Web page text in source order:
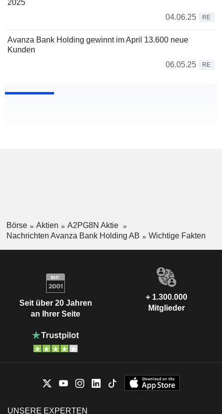
2025
04.06.25
RE
Avanza Bank Holding gewinnt im April 13.600 neue
Kunden
06.05.25
RE
Börse Aktien
A2PG8N Aktie
Nachrichten Avanza Bank Holding AB
Wichtige Fakten
Seit über 20 Jahren
an Ihrer Seite
+ 1.300.000
Mitglieder
UNSERE EXPERTEN